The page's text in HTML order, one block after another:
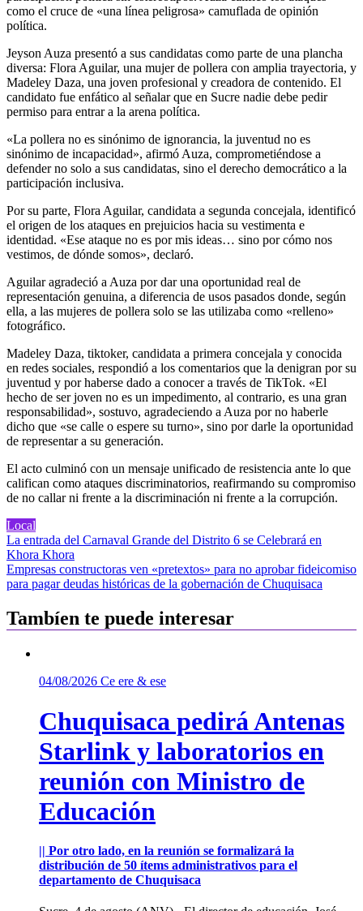
como el cruce de «una línea peligrosa» camuflada de opinión
política.
Jeyson Auza presentó a sus candidatas como parte de una plancha
diversa: Flora Aguilar, una mujer de pollera con amplia trayectoria, y
Madeley Daza, una joven profesional y creadora de contenido. El
candidato fue enfático al señalar que en Sucre nadie debe pedir
permiso para entrar a la arena política.
«La pollera no es sinónimo de ignorancia, la juventud no es
sinónimo de incapacidad», afirmó Auza, comprometiéndose a
defender no solo a sus candidatas, sino el derecho democrático a la
participación inclusiva.
Por su parte, Flora Aguilar, candidata a segunda concejala, identificó
el origen de los ataques en prejuicios hacia su vestimenta e
identidad. «Ese ataque no es por mis ideas… sino por cómo nos
vestimos, de dónde somos», declaró.
Aguilar agradeció a Auza por dar una oportunidad real de
representación genuina, a diferencia de usos pasados donde, según
ella, a las mujeres de pollera solo se las utilizaba como «relleno»
fotográfico.
Madeley Daza, tiktoker, candidata a primera concejala y conocida
en redes sociales, respondió a los comentarios que la denigran por su
juventud y por haberse dado a conocer a través de TikTok. «El
hecho de ser joven no es un impedimento, al contrario, es una gran
responsabilidad», sostuvo, agradeciendo a Auza por no haberle
dicho que «se calle o espere su turno», sino por darle la oportunidad
de representar a su generación.
El acto culminó con un mensaje unificado de resistencia ante lo que
califican como ataques discriminatorios, reafirmando su compromiso
de no callar ni frente a la discriminación ni frente a la corrupción.
Local
Navegación
de
entradas
La entrada del Carnaval Grande del Distrito 6 se Celebrará en
Khora Khora
Empresas constructoras ven «pretextos» para no aprobar fideicomiso
para pagar deudas históricas de la gobernación de Chuquisaca
Tambíen te puede interesar
04/08/2026 Ce ere & ese
Chuquisaca pedirá Antenas
Starlink y laboratorios en
reunión con Ministro de
Educación
|| Por otro lado, en la reunión se formalizará la
distribución de 50 ítems administrativos para el
departamento de Chuquisaca